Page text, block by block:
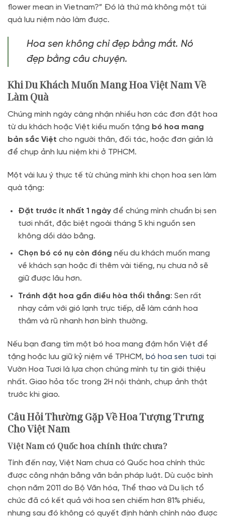
flower mean in Vietnam?” Đó là thứ mà không một túi
quà lưu niệm nào làm được.
Hoa sen không chỉ đẹp bằng mắt. Nó
đẹp bằng câu chuyện.
Khi Du Khách Muốn Mang Hoa Việt Nam Về
Làm Quà
Chúng mình ngày càng nhận nhiều hơn các đơn đặt hoa
từ du khách hoặc Việt kiều muốn tặng bó hoa mang
bản sắc Việt cho người thân, đối tác, hoặc đơn giản là
để chụp ảnh lưu niệm khi ở TPHCM.
Một vài lưu ý thực tế từ chúng mình khi chọn hoa sen làm
quà tặng:
Đặt trước ít nhất 1 ngàyđể chúng mình chuẩn bị sen
tươi nhất, đặc biệt ngoài tháng 5 khi nguồn sen
không dồi dào bằng.
Chọn bó có nụ còn đóng nếu du khách muốn mang
về khách sạn hoặc đi thêm vài tiếng, nụ chưa nở sẽ
giữ được lâu hơn.
Tránh đặt hoa gần điều hòa thổi thẳng: Sen rất
nhạy cảm với gió lạnh trực tiếp, dễ làm cánh hoa
thâm và rũ nhanh hơn bình thường.
Nếu bạn đang tìm một bó hoa mang đậm hồn Việt để
tặng hoặc lưu giữ kỷ niệm về TPHCM, bó hoa sen tươi tại
Vườn Hoa Tươi là lựa chọn chúng mình tự tin giới thiệu
nhất. Giao hỏa tốc trong 2H nội thành, chụp ảnh thật
trước khi giao.
Câu Hỏi Thường Gặp Về Hoa Tượng Trưng
Cho Việt Nam
Việt Nam có Quốc hoa chính thức chưa?
Tính đến nay, Việt Nam chưa có Quốc hoa chính thức
được công nhận bằng văn bản pháp luật. Dù cuộc bình
chọn năm 2011 do Bộ Văn hóa, Thể thao và Du lịch tổ
chức đã có kết quả với hoa sen chiếm hơn 81% phiếu,
nhưng sau đó không có quyết định hành chính nào được